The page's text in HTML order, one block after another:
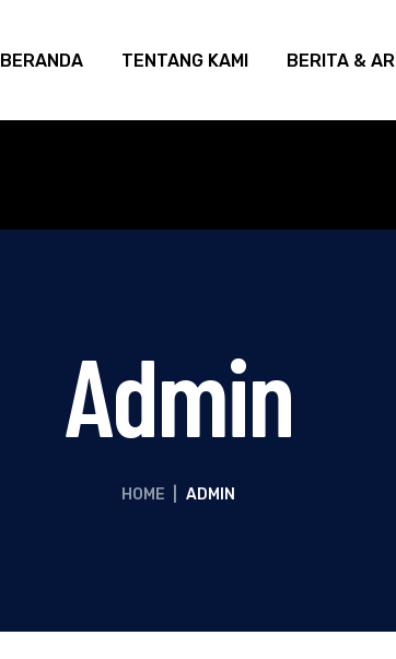
BERANDA TENTANG KAMI BERITA &
Admin
HOME ADMIN